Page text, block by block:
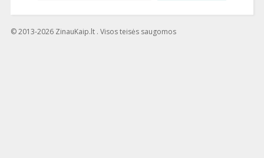
© 2013-2026 ZinauKaip.lt . Visos teisės saugomos